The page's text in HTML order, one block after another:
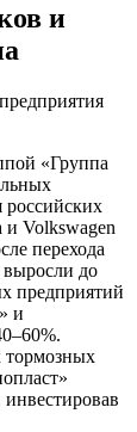
и
«Группа
российских
и Volkswagen
перехода
выросли до
предприятий
и
тормозных
инвестировав